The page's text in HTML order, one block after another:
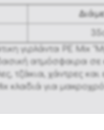
γιρλάντα PE Mix
ατμόσφαιρα σε
τζάκια, χάντρες και
κλαδιά για